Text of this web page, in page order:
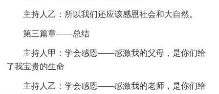
主持人乙：所以我们还应该感恩社会和大自然。
第三篇章——总结
主持人甲：学会感恩——感激我的父母，是你们给
了我宝贵的生命
主持人乙：学会感恩——感激我的老师，是你们给